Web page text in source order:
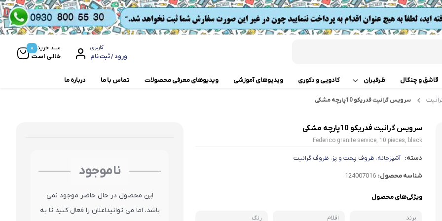
کاربری
ورود / ثبت نام
سبد خرید
خالی است
0
قاشق و چنگال ظرفیران
تابه دو دسته
تابه تک دسته
کادویی و دکوری ویدیوهای آموزشی ویدیوهای معرفی محصولات تماس با ما درباره ما
سرویس گرانیت فدریکو 10پارچه مشکی
سرویس گرانیت فدریکو 10پارچه مشکی
Federico granite service, 10 pieces, black
دسته: آشپزخانه، ظروف پخت و پز، ظروف گرانیت
شناسه محصول: 124007016
ویژگی‌های محصول
برند اقلام رنگ
ناموجود
این محصول در حال حاضر موجود نمی
باشد، اما می توانیداعلان را فعال کنید تا به